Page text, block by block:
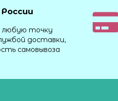
любую точку
доставки,
самовывоза